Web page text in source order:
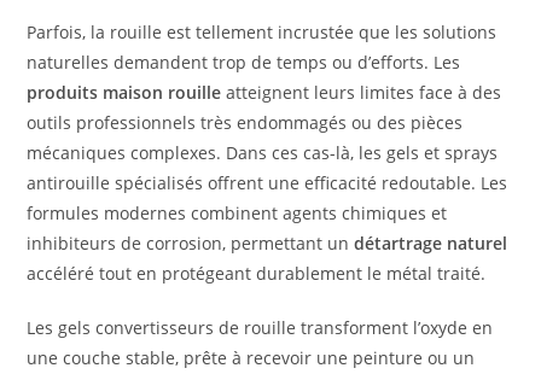
Parfois, la rouille est tellement incrustée que les solutions
naturelles demandent trop de temps ou d’efforts. Les
produits maison rouille atteignent leurs limites face à des
outils professionnels très endommagés ou des pièces
mécaniques complexes. Dans ces cas-là, les gels et sprays
antirouille spécialisés offrent une efficacité redoutable. Les
formules modernes combinent agents chimiques et
inhibiteurs de corrosion, permettant undétartrage naturel
accéléré tout en protégeant durablement le métal traité.
Les gels convertisseurs de rouille transforment l’oxyde en
une couche stable, prête à recevoir une peinture ou un